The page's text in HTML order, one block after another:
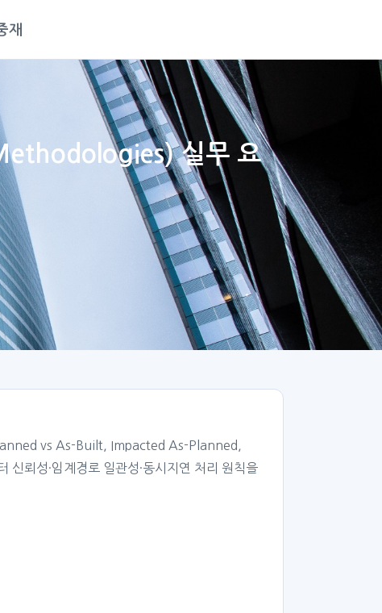
재
실무 요
vs As-Built, Impacted As-Planned,
뢰성·임계경로 일관성·동시지연 처리 원칙을